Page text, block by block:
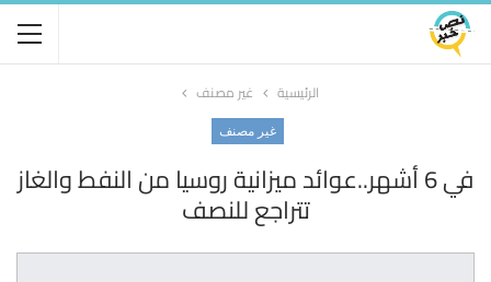
الرئيسية غير مصنف
غير مصنف
في 6 أشهر..عوائد ميزانية روسيا من النفط والغاز
تتراجع للنصف